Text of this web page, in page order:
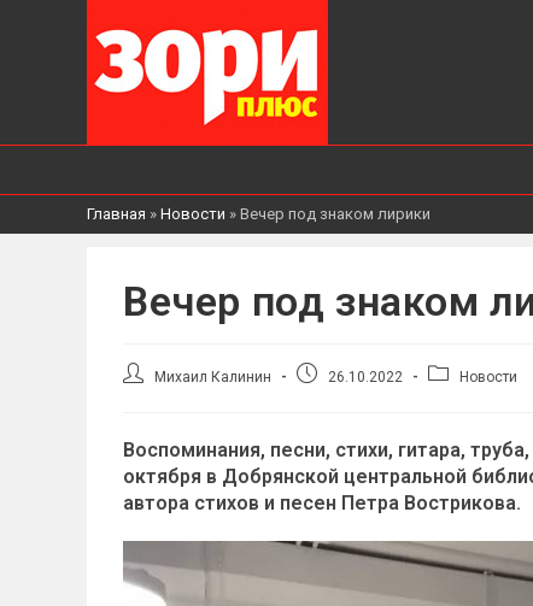
Главная » Новости » Вечер под знаком лирики
Вечер под знаком
АвторМихаил Калинин
Запись26.10.2022
Рубрика
Новости
Воспоминания, песни, стихи, гитара,
октября в Добрянской центральной
автора стихов и песен Петра Вострикова.